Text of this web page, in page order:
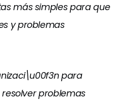
más simples para que
y problemas
para
problemas